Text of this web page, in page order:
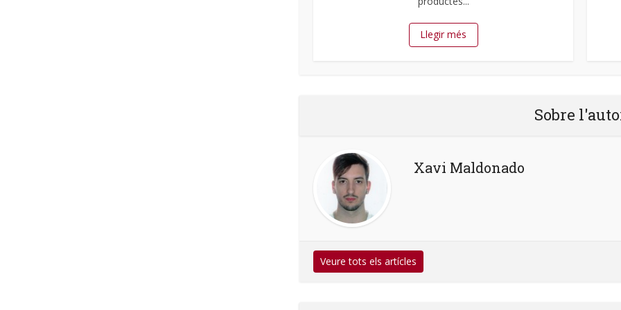
Llegir més
Sobre
Xavi Maldonado
Veure tots els artícles